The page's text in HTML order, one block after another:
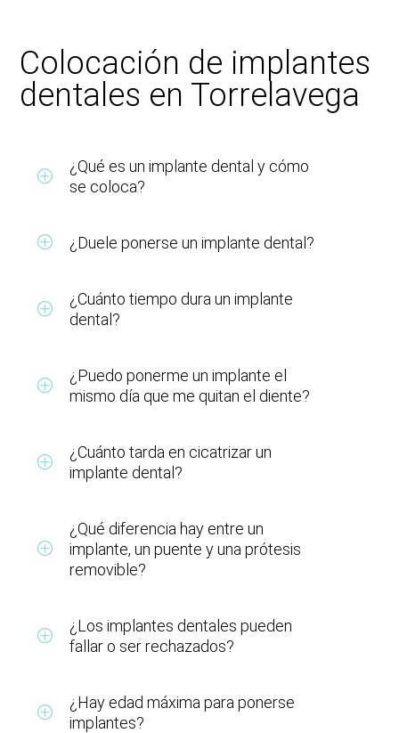
Colocación de implantes
dentales en Torrelavega
¿Qué es un implante dental y cómo
se coloca?
¿Duele ponerse un implante dental?
¿Cuánto tiempo dura un implante
dental?
¿Puedo ponerme un implante el
mismo día que me quitan el diente?
¿Cuánto tarda en cicatrizar un
implante dental?
¿Qué diferencia hay entre un
implante, un puente y una prótesis
removible?
¿Los implantes dentales pueden
fallar o ser rechazados?
¿Hay edad máxima para ponerse
implantes?